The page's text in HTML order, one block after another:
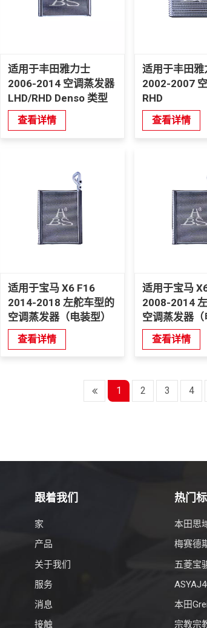
适用于丰田雅力士
2006-2014 空调蒸发器
LHD/RHD Denso 类型
查看详情
适用于丰田雅
2002-2007
RHD
查看详情
适用于宝马 X6 F16
2014-2018 左舵车型的
空调蒸发器（电装型）
查看详情
适用于宝马
2008-2014
空调蒸发器（
查看详情
1 2 3 4
跟着我们
家
产品
关于我们
服务
消息
接触
热门
本田思
梅赛德
五菱宝
本田
宗教宗